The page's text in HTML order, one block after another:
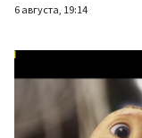
6 августа, 19:14